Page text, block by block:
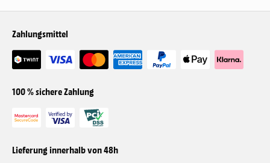
Zahlungsmittel
100 % sichere Zahlung
Lieferung innerhalb von 48h